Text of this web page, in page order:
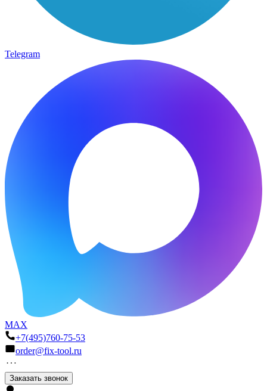
Telegram
MAX
+7(495)760-75-53
order@fix-tool.ru
Заказать звонок